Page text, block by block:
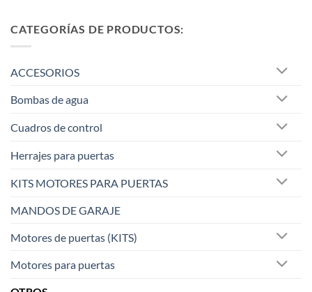
CATEGORÍAS DE PRODUCTOS:
ACCESORIOS
Bombas de agua
Cuadros de control
Herrajes para puertas
KITS MOTORES PARA PUERTAS
MANDOS DE GARAJE
Motores de puertas (KITS)
Motores para puertas